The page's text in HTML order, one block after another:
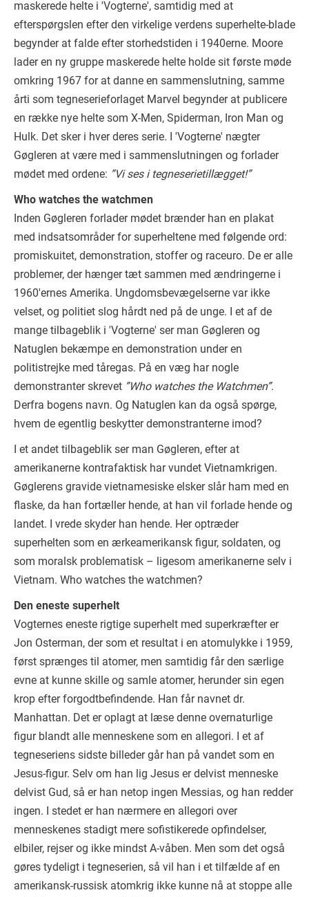
maskerede helte i 'Vogterne', samtidig med at
efterspørgslen efter den virkelige verdens superhelte-blade
begynder at falde efter storhedstiden i 1940erne. Moore
lader en ny gruppe maskerede helte holde sit første møde
omkring 1967 for at danne en sammenslutning, samme
årti som tegneserieforlaget Marvel begynder at publicere
en række nye helte som X-Men, Spiderman, Iron Man og
Hulk. Det sker i hver deres serie. I 'Vogterne' nægter
Gøgleren at være med i sammenslutningen og forlader
mødet med ordene: ”Vi ses i tegneserietillægget!”
Who watches the watchmen
Inden Gøgleren forlader mødet brænder han en plakat
med indsatsområder for superheltene med følgende ord:
promiskuitet, demonstration, stoffer og raceuro. De er alle
problemer, der hænger tæt sammen med ændringerne i
1960'ernes Amerika. Ungdomsbevægelserne var ikke
velset, og politiet slog hårdt ned på de unge. I et af de
mange tilbageblik i 'Vogterne' ser man Gøgleren og
Natuglen bekæmpe en demonstration under en
politistrejke med tåregas. På en væg har nogle
demonstranter skrevet ”Who watches the Watchmen”.
Derfra bogens navn. Og Natuglen kan da også spørge,
hvem de egentlig beskytter demonstranterne imod?
I et andet tilbageblik ser man Gøgleren, efter at
amerikanerne kontrafaktisk har vundet Vietnamkrigen.
Gøglerens gravide vietnamesiske elsker slår ham med en
flaske, da han fortæller hende, at han vil forlade hende og
landet. I vrede skyder han hende. Her optræder
superhelten som en ærkeamerikansk figur, soldaten, og
som moralsk problematisk – ligesom amerikanerne selv i
Vietnam. Who watches the watchmen?
Den eneste superhelt
Vogternes eneste rigtige superhelt med superkræfter er
Jon Osterman, der som et resultat i en atomulykke i 1959,
først sprænges til atomer, men samtidig får den særlige
evne at kunne skille og samle atomer, herunder sin egen
krop efter forgodtbefindende. Han får navnet dr.
Manhattan. Det er oplagt at læse denne overnaturlige
figur blandt alle menneskene som en allegori. I et af
tegneseriens sidste billeder går han på vandet som en
Jesus-figur. Selv om han lig Jesus er delvist menneske
delvist Gud, så er han netop ingen Messias, og han redder
ingen. I stedet er han nærmere en allegori over
menneskenes stadigt mere sofistikerede opfindelser,
elbiler, rejser og ikke mindst A-våben. Men som det også
gøres tydeligt i tegneserien, så vil han i et tilfælde af en
amerikansk-russisk atomkrig ikke kunne nå at stoppe alle